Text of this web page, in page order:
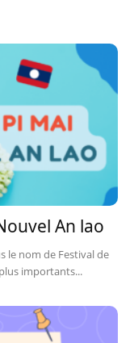
An lao
le nom de Festival de
importants...